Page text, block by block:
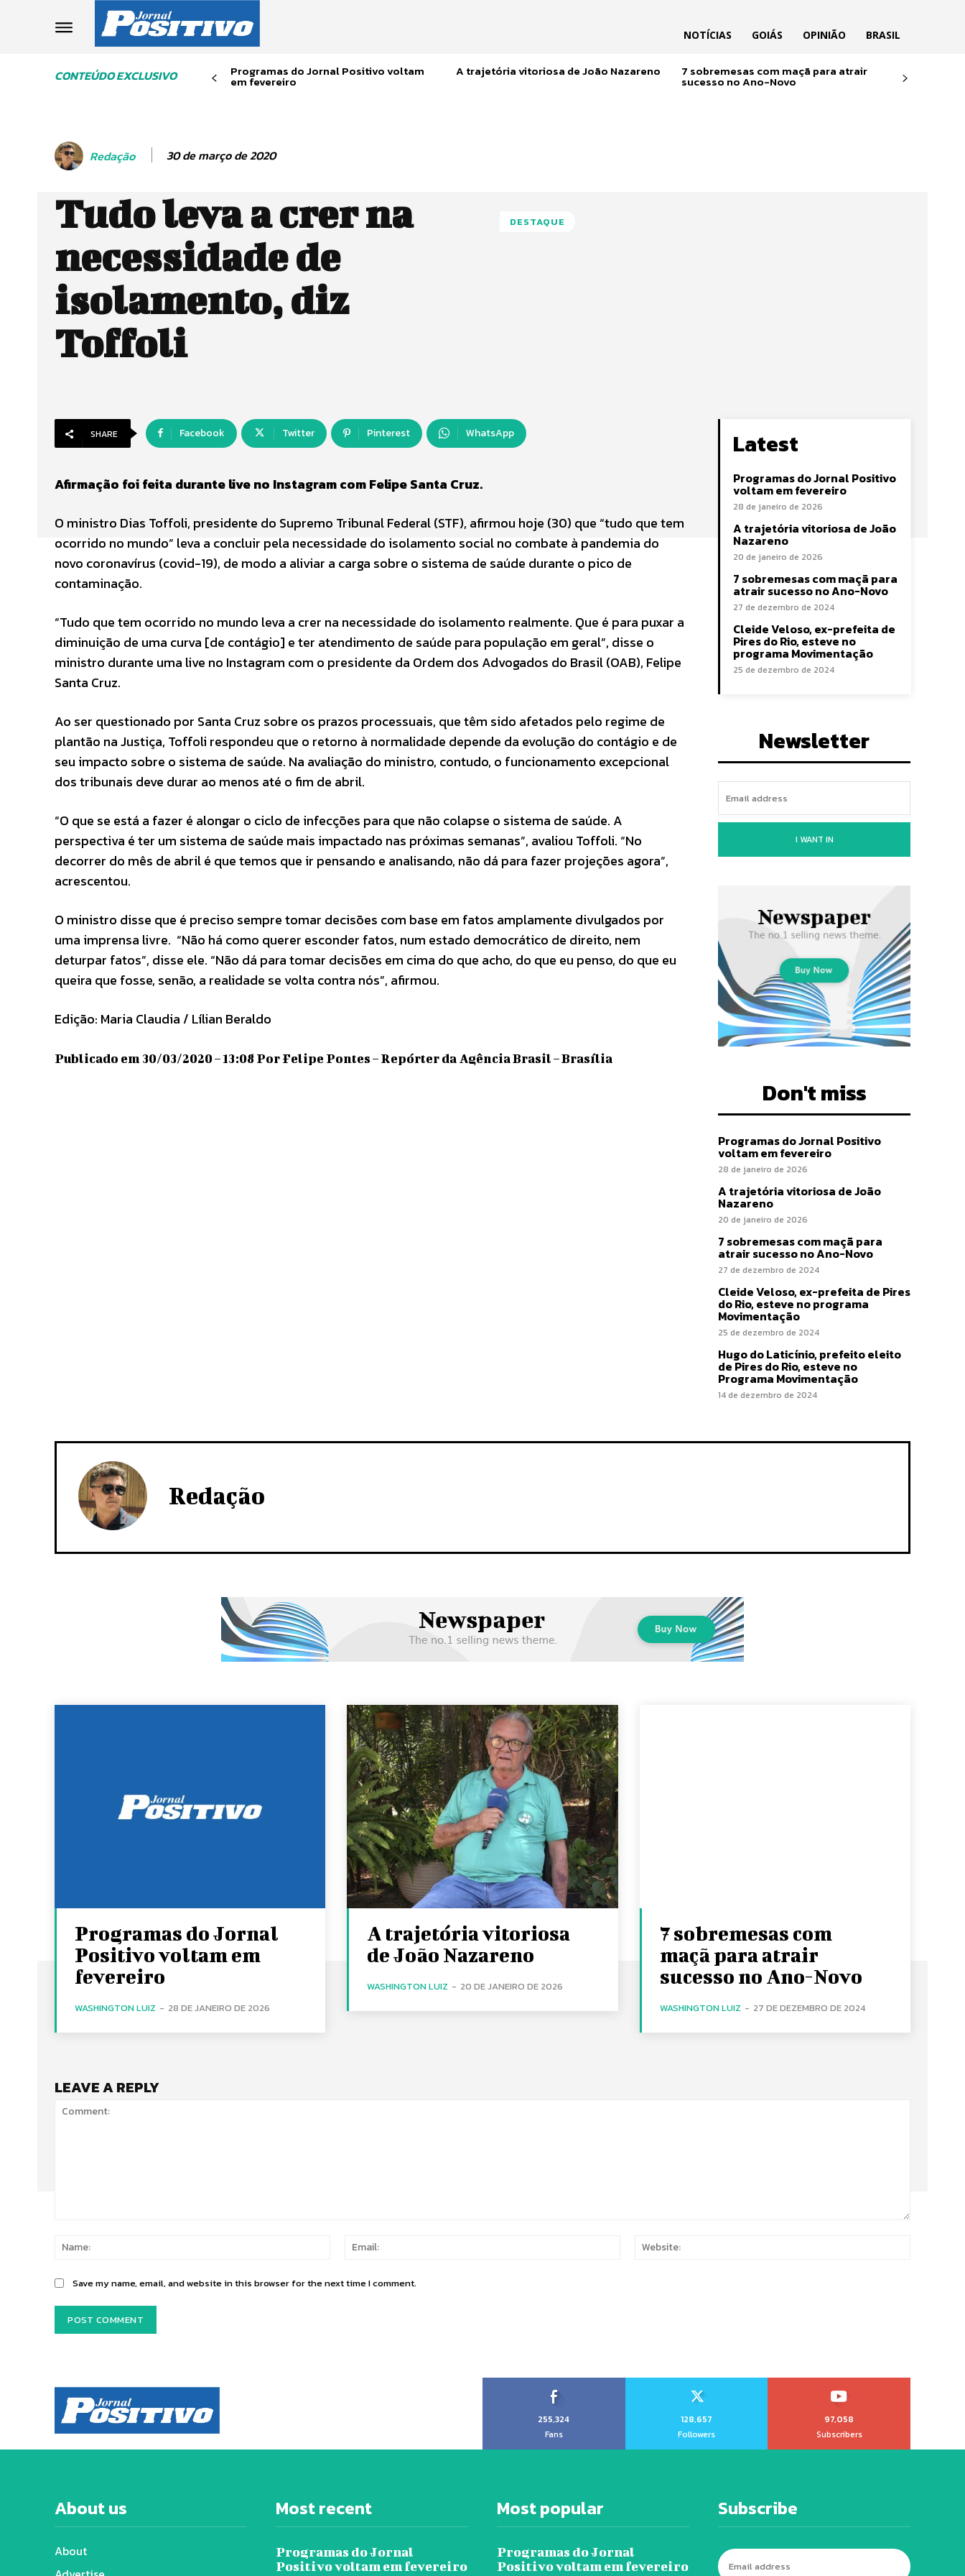
NOTÍCIAS GOIÁS OPINIÃO BRASIL
CONTEÚDO EXCLUSIVO Programas do Jornal Positivo voltam
em fevereiro
A trajetória vitoriosa de João Nazareno 7 sobremesas com maçã para atrair
sucesso no Ano-Novo
Redação 30 de março de 2020
Tudo leva a crer na
necessidade de
isolamento, diz
Toffoli
DESTAQUE
SHARE Facebook Twitter Pinterest WhatsApp
Afirmação foi feita durante live no Instagram com Felipe Santa Cruz.
O ministro Dias Toffoli, presidente do Supremo Tribunal Federal (STF), afirmou hoje (30) que “tudo que tem
ocorrido no mundo” leva a concluir pela necessidade do isolamento social no combate à pandemia do
novo coronavírus (covid-19), de modo a aliviar a carga sobre o sistema de saúde durante o pico de
contaminação.
“Tudo que tem ocorrido no mundo leva a crer na necessidade do isolamento realmente. Que é para puxar a
diminuição de uma curva [de contágio] e ter atendimento de saúde para população em geral”, disse o
ministro durante uma live no Instagram com o presidente da Ordem dos Advogados do Brasil (OAB), Felipe
Santa Cruz.
Ao ser questionado por Santa Cruz sobre os prazos processuais, que têm sido afetados pelo regime de
plantão na Justiça, Toffoli respondeu que o retorno à normalidade depende da evolução do contágio e de
seu impacto sobre o sistema de saúde. Na avaliação do ministro, contudo, o funcionamento excepcional
dos tribunais deve durar ao menos até o fim de abril.
“O que se está a fazer é alongar o ciclo de infecções para que não colapse o sistema de saúde. A
perspectiva é ter um sistema de saúde mais impactado nas próximas semanas”, avaliou Toffoli. “No
decorrer do mês de abril é que temos que ir pensando e analisando, não dá para fazer projeções agora”,
acrescentou.
O ministro disse que é preciso sempre tomar decisões com base em fatos amplamente divulgados por
uma imprensa livre. “Não há como querer esconder fatos, num estado democrático de direito, nem
deturpar fatos”, disse ele. “Não dá para tomar decisões em cima do que acho, do que eu penso, do que eu
queira que fosse, senão, a realidade se volta contra nós”, afirmou.
Edição: Maria Claudia / Lílian Beraldo
Publicado em 30/03/2020 – 13:08 Por Felipe Pontes – Repórter da Agência Brasil – Brasília
Latest
Programas do Jornal Positivo
voltam em fevereiro
28 de janeiro de 2026
A trajetória vitoriosa de João
Nazareno
20 de janeiro de 2026
7 sobremesas com maçã para
atrair sucesso no Ano-Novo
27 de dezembro de 2024
Cleide Veloso, ex-prefeita de
Pires do Rio, esteve no
programa Movimentação
25 de dezembro de 2024
Newsletter
I WANT IN
Don't miss
Programas do Jornal Positivo
voltam em fevereiro
28 de janeiro de 2026
A trajetória vitoriosa de João
Nazareno
20 de janeiro de 2026
7 sobremesas com maçã para
atrair sucesso no Ano-Novo
27 de dezembro de 2024
Cleide Veloso, ex-prefeita de Pires
do Rio, esteve no programa
Movimentação
25 de dezembro de 2024
Hugo do Laticínio, prefeito eleito
de Pires do Rio, esteve no
Programa Movimentação
14 de dezembro de 2024
Redação
Programas do Jornal
Positivo voltam em
fevereiro
WASHINGTON LUIZ - 28 DE JANEIRO DE 2026
A trajetória vitoriosa
de João Nazareno
WASHINGTON LUIZ - 20 DE JANEIRO DE 2026
7 sobremesas com
maçã para atrair
sucesso no Ano-Novo
WASHINGTON LUIZ - 27 DE DEZEMBRO DE 2024
LEAVE A REPLY
Name:
Email:
Save my name, email, and website in this browser for the next time I comment.
255,324
Fans
128,657
Followers
97,058
Subscribers
About us
About
Most recent
Programas do Jornal
Positivo voltam em fevereiro
Most popular
Programas do Jornal
Positivo voltam em fevereiro
Subscribe